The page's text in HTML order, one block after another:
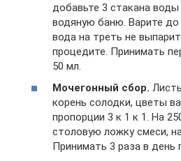
добавьте 3 стакана
водяную баню. Варите
вода на треть не
процедите. Принимать
50 мл.
Мочегонный сбор.
корень солодки, цветы
пропорции 3 к 1 к 1. На
столовую ложку смеси,
Принимать 3 раза в день